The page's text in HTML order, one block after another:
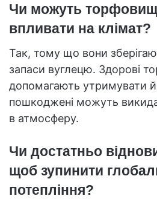
Чи можуть
впливати на клімат?
Так, тому що вони
запаси вуглецю. Здорові
допомагають утримувати
пошкоджені можуть
в атмосферу.
Чи достатньо
щоб зупинити
потепління?